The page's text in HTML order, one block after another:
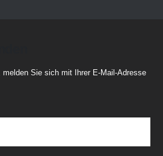
Sie sich mit Ihrer E-Mail-Adresse